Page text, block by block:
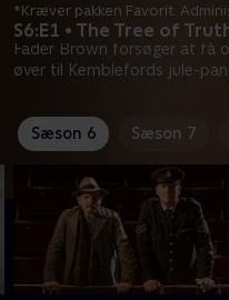
S6:E1 • The Tree of
Fader Brown forsøger at få
øver til Kemblefords jule-
*Kræver pakken Favorit.
Sæson 6 Sæson 7